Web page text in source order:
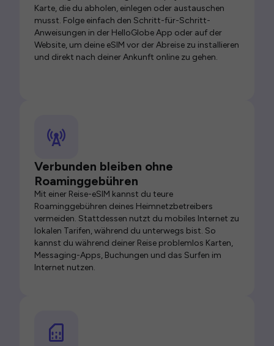
Karte, die du abholen, einlegen oder austauschen
musst. Folge einfach den Schritt-für-Schritt-
Anweisungen in der HelloGlobe App oder auf der
Website, um deine eSIM vor der Abreise zu installieren
und direkt nach deiner Ankunft online zu gehen.
Verbunden bleiben ohne
Roaminggebühren
Mit einer Reise-eSIM kannst du teure
Roaminggebühren deines Heimnetzbetreibers
vermeiden. Stattdessen nutzt du mobiles Internet zu
lokalen Tarifen, während du unterwegs bist. So
kannst du während deiner Reise problemlos Karten,
Messaging-Apps, Buchungen und das Surfen im
Internet nutzen.